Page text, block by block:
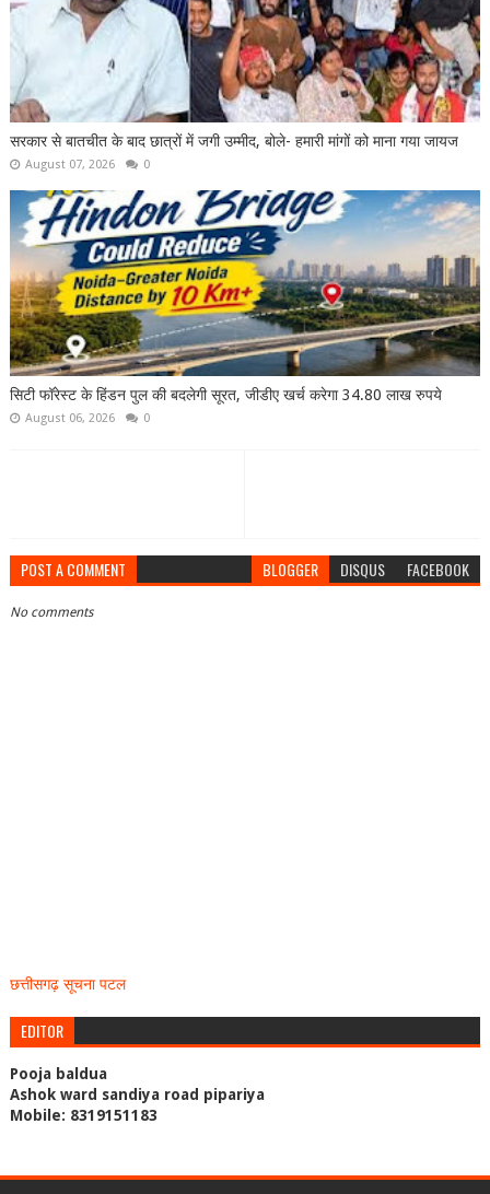
सरकार से बातचीत के बाद छात्रों में जगी उम्मीद, बोले- हमारी मांगों को माना गया जायज
August 07, 2026 0
सिटी फॉरेस्ट के हिंडन पुल की बदलेगी सूरत, जीडीए खर्च करेगा 34.80 लाख रुपये
August 06, 2026 0
POST A COMMENT BLOGGER DISQUS FACEBOOK
No comments
छत्तीसगढ़ सूचना पटल
EDITOR
Pooja baldua
Ashok ward sandiya road pipariya
Mobile: 8319151183